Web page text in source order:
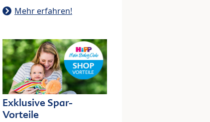
Mehr erfahren!
Exklusive Spar-
Vorteile